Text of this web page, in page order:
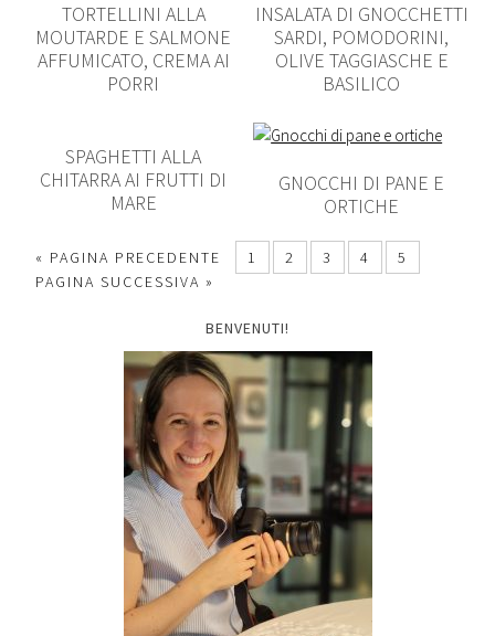
TORTELLINI ALLA
MOUTARDE E SALMONE
AFFUMICATO, CREMA AI
PORRI
INSALATA DI GNOCCHETTI
SARDI, POMODORINI,
OLIVE TAGGIASCHE E
BASILICO
SPAGHETTI ALLA
CHITARRA AI FRUTTI DI
MARE
GNOCCHI DI PANE E
ORTICHE
« PAGINA PRECEDENTE 1 2 3 4
5
PAGINA SUCCESSIVA »
BENVENUTI!